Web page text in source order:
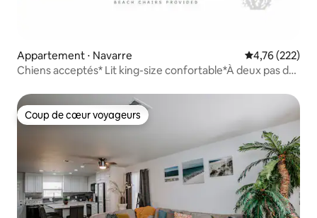
Appartement ⋅ Navarre Évaluation
4,76 (222)
Chiens acceptés* Lit king-size confortable*À deux pas de
Coup de cœur voyageurs
Coup de cœur voyageurs